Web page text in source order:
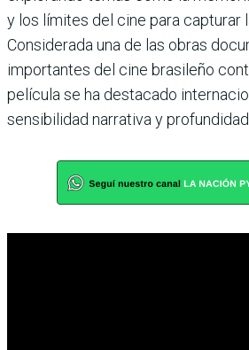
y los límites del cine para capturar
Considerada una de las obras
importantes del cine brasileño
película se ha destacado
sensibilidad narrativa y profundidad